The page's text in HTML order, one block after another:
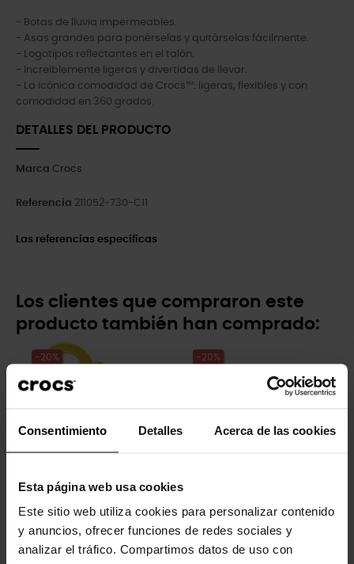
Consentimiento Detalles Acerca de las cookies
Esta página web usa cookies
Este sitio web utiliza cookies para personalizar contenido
y anuncios, ofrecer funciones de redes sociales y
analizar el tráfico. Compartimos datos de uso con
- Botas de lluvia impermeables.
- Asas grandes para ponérselas y quitárselas fácilmente.
- Logotipos reflectantes en el talón.
- Increíblemente ligeras y divertidas de llevar.
- La icónica comodidad de Crocs™: ligeras, flexibles y con
comodidad en 360 grados.
DETALLES DEL PRODUCTO
Marca Crocs
Referencia 211052-730-C11
Las referencias específicas
Los clientes que compraron este
producto también han comprado:
-20%
Handle It Rain Boot T
44,90 € 35,92 €
-20%
Zuecos de niños Crocband™
T